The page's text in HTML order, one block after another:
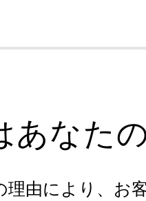
あなた
理由により、お